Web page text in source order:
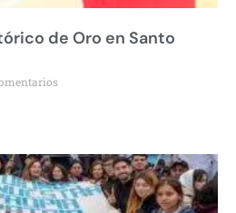
de Oro en Santo